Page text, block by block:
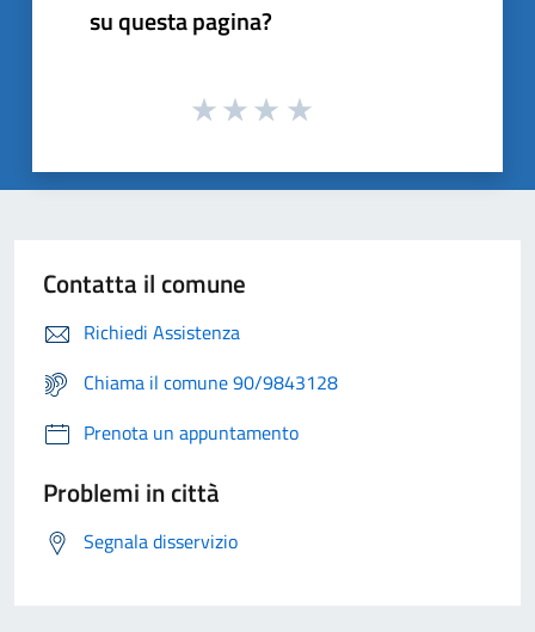
su questa pagina?
Contatta il comune
Richiedi Assistenza
Chiama il comune 90/9843128
Prenota un appuntamento
Problemi in città
Segnala disservizio